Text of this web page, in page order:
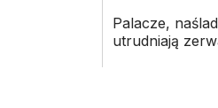
Palacze,
utrudniają